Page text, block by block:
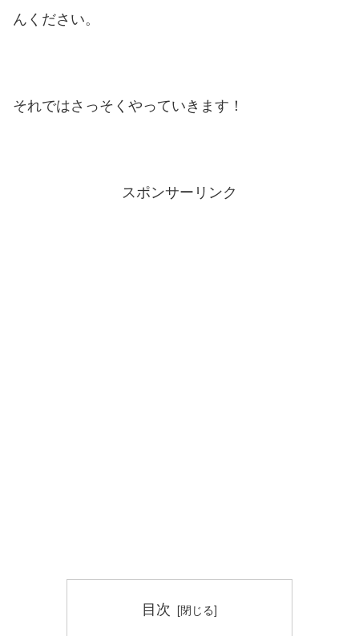
んください。
それではさっそくやっていきます！
スポンサーリンク
目次